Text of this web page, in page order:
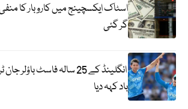
اسٹاک ایکسچینج میں کاروبار کا
گر گئی
انگلینڈ کے 25 سالہ فاسٹ
باد کہہ دیا